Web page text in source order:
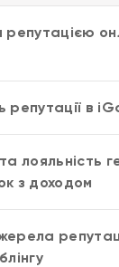
репутацією
репутації в
лояльність
з доходом